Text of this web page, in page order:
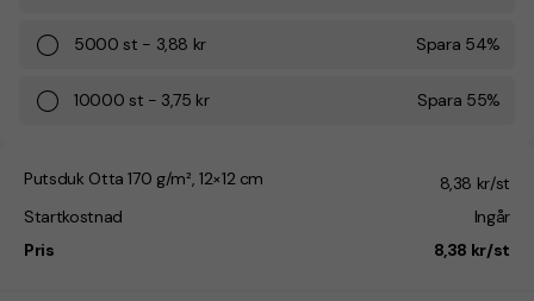
5000 st - 3,88 kr Spara 54%
10000 st - 3,75 kr Spara 55%
Putsduk Otta 170 g/m², 12×12 cm
8,38 kr/st
Startkostnad
Ingår
Pris
8,38 kr/st